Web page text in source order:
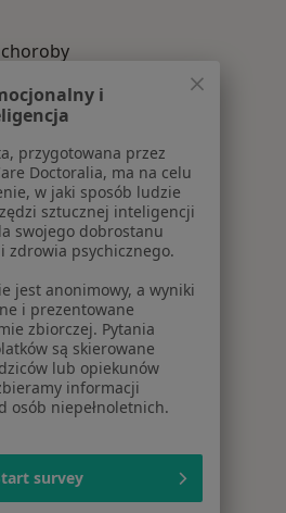
w Poznaniu
w Poznaniu
Poznaniu
Najczęście leczone
Poznaniu
w Poznaniu
w Poznaniu
i
przygotowana przez
Doctoralia, ma na celu
w jaki sposób ludzie
sztucznej inteligencji
swojego dobrostanu
zdrowia psychicznego.
jest anonimowy, a wyniki
i prezentowane
zbiorczej. Pytania
są skierowane
lub opiekunów
informacji
osób niepełnoletnich.
survey